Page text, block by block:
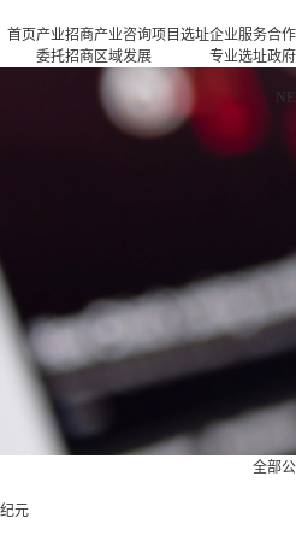
首页产业招商
委托招商
产业咨询
区域发展
产业规划
园区规划
策划包装
项目选址企业服务
专业选址
合
政
企
行
全部
元